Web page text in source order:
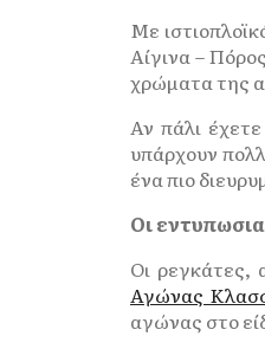
Με
Αίγινα –
χρώματα της
Αν πάλι
υπάρχουν
ένα πιο
Οι
Οι ρεγκάτες,
Αγώνας
αγώνας στο